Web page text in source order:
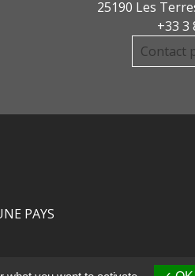
25190 Les
+33 3
Contact
PAYS